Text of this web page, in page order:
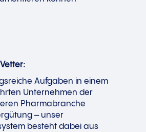
Aufgaben in einem
Unternehmen der
Pharmabranche
– unser
besteht dabei aus